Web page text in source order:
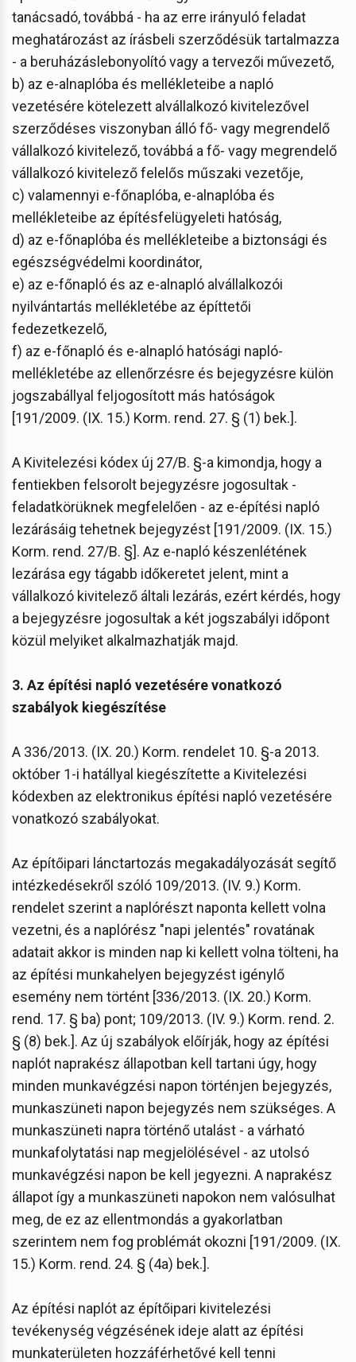
tanácsadó, továbbá - ha az erre irányuló feladat
meghatározást az írásbeli szerződésük tartalmazza
- a beruházáslebonyolító vagy a tervezői művezető,
b) az e-alnaplóba és mellékleteibe a napló
vezetésére kötelezett alvállalkozó kivitelezővel
szerződéses viszonyban álló fő- vagy megrendelő
vállalkozó kivitelező, továbbá a fő- vagy megrendelő
vállalkozó kivitelező felelős műszaki vezetője,
c) valamennyi e-főnaplóba, e-alnaplóba és
mellékleteibe az építésfelügyeleti hatóság,
d) az e-főnaplóba és mellékleteibe a biztonsági és
egészségvédelmi koordinátor,
e) az e-főnapló és az e-alnapló alvállalkozói
nyilvántartás mellékletébe az építtetői
fedezetkezelő,
f) az e-főnapló és e-alnapló hatósági napló-
mellékletébe az ellenőrzésre és bejegyzésre külön
jogszabállyal feljogosított más hatóságok
[191/2009. (IX. 15.) Korm. rend. 27. § (1) bek.].
A Kivitelezési kódex új 27/B. §-a kimondja, hogy a
fentiekben felsorolt bejegyzésre jogosultak -
feladatkörüknek megfelelően - az e-építési napló
lezárásáig tehetnek bejegyzést [191/2009. (IX. 15.)
Korm. rend. 27/B. §]. Az e-napló készenlétének
lezárása egy tágabb időkeretet jelent, mint a
vállalkozó kivitelező általi lezárás, ezért kérdés, hogy
a bejegyzésre jogosultak a két jogszabályi időpont
közül melyiket alkalmazhatják majd.
3. Az építési napló vezetésére vonatkozó
szabályok kiegészítése
A 336/2013. (IX. 20.) Korm. rendelet 10. §-a 2013.
október 1-i hatállyal kiegészítette a Kivitelezési
kódexben az elektronikus építési napló vezetésére
vonatkozó szabályokat.
Az építőipari lánctartozás megakadályozását segítő
intézkedésekről szóló 109/2013. (IV. 9.) Korm.
rendelet szerint a naplórészt naponta kellett volna
vezetni, és a naplórész "napi jelentés" rovatának
adatait akkor is minden nap ki kellett volna tölteni, ha
az építési munkahelyen bejegyzést igénylő
esemény nem történt [336/2013. (IX. 20.) Korm.
rend. 17. § ba) pont; 109/2013. (IV. 9.) Korm. rend. 2.
§ (8) bek.]. Az új szabályok előírják, hogy az építési
naplót naprakész állapotban kell tartani úgy, hogy
minden munkavégzési napon történjen bejegyzés,
munkaszüneti napon bejegyzés nem szükséges. A
munkaszüneti napra történő utalást - a várható
munkafolytatási nap megjelölésével - az utolsó
munkavégzési napon be kell jegyezni. A naprakész
állapot így a munkaszüneti napokon nem valósulhat
meg, de ez az ellentmondás a gyakorlatban
szerintem nem fog problémát okozni [191/2009. (IX.
15.) Korm. rend. 24. § (4a) bek.].
Az építési naplót az építőipari kivitelezési
tevékenység végzésének ideje alatt az építési
munkaterületen hozzáférhetővé kell tenni